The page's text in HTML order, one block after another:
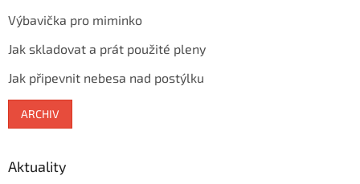
Výbavička pro miminko
Jak skladovat a prát použité pleny
Jak připevnit nebesa nad postýlku
ARCHIV
Aktuality